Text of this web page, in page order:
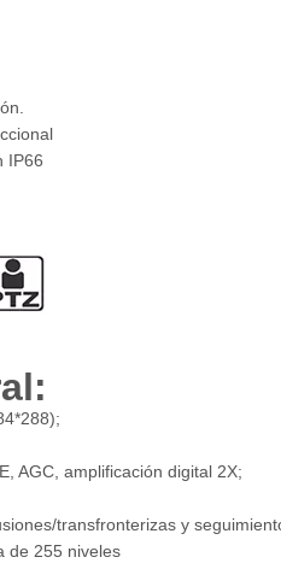
IP66
AGC, amplificación digital 2X;
transfronterizas y
de 255 niveles